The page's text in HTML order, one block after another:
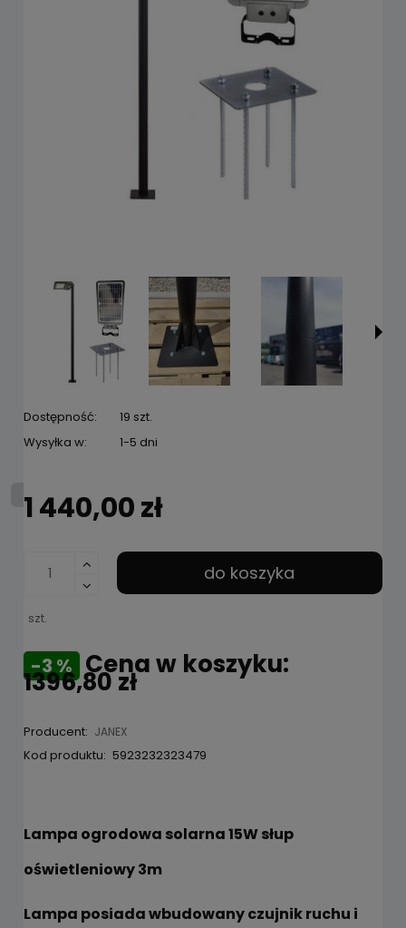
Dostępność:
19 szt.
Wysyłka w:
1-5 dni
1 440,00 zł
szt.
do koszyka
-3 % Cena w koszyku:
1396,80 zł
Producent: JANEX
Kod produktu: 5923232323479
Lampa ogrodowa solarna 15W słup
oświetleniowy 3m
Lampa posiada wbudowany czujnik ruchu i